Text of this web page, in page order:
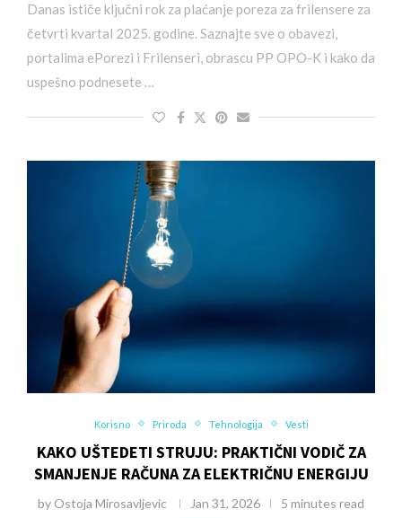
Danas ističe ključni rok za plaćanje poreza za frilensere za
četvrti kvartal 2025. godine. Saznajte sve o obavezi,
portalima ePorezi i Frilenseri, obrascu PP OPO-K i kako da
uspešno podnesete …
Korisno Priroda Tehnologija Vesti
KAKO UŠTEDETI STRUJU: PRAKTIČNI VODIČ ZA
SMANJENJE RAČUNA ZA ELEKTRIČNU ENERGIJU
by Ostoja Mirosavljevic Jan 31, 2026 5 minutes read